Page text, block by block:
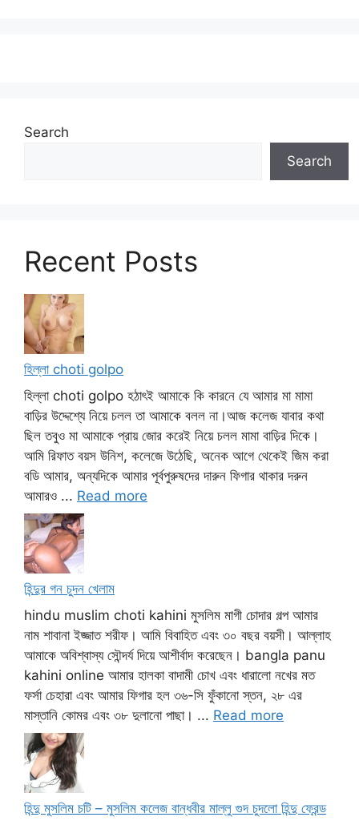
Search
Search
Recent Posts
হিল্লা choti golpo
হিল্লা choti golpo হঠাৎই আমাকে কি কারনে যে আমার মা মামা
বাড়ির উদ্দেশ্যে নিয়ে চলল তা আমাকে বলল না।আজ কলেজ যাবার কথা
ছিল তবুও মা আমাকে প্রায় জোর করেই নিয়ে চলল মামা বাড়ির দিকে।
আমি রিফাত বয়স উনিশ, কলেজে উঠেছি, অনেক আগে থেকেই জিম করা
বডি আমার, অন্যদিকে আমার পূর্বপুরুষদের দারুন ফিগার থাকার দরুন
আমারও ... Read more
হিন্দুর গন চুদন খেলাম
hindu muslim choti kahini মুসলিম মাগী চোদার গল্প আমার
নাম শাবানা ইজ্জাত শরীফ। আমি বিবাহিত এবং ৩০ বছর বয়সী। আল্লাহ
আমাকে অবিশ্বাস্য সৌন্দর্য দিয়ে আশীর্বাদ করেছেন। bangla panu
kahini online আমার হালকা বাদামী চোখ এবং ধারালো নখের মত
ফর্সা চেহারা এবং আমার ফিগার হল ৩৬-সি ফুঁকানো স্তন, ২৮ এর
মাস্তানি কোমর এবং ৩৮ দুলানো পাছা। ... Read more
হিন্দু মুসলিম চটি – মুসলিম কলেজ বান্ধবীর মাল্লু গুদ চুদলো হিন্দু ফ্রেন্ড